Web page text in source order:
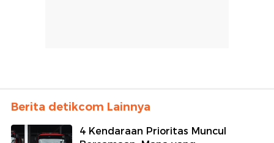
Berita detikcom Lainnya
4 Kendaraan Prioritas Muncul